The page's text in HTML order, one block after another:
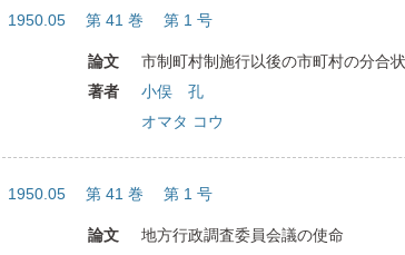
1950.05 第 41 巻 第 1 号
論文
市制町村制施行以後の市町村の分合
著者
小俣 孔
オマタ コウ
1950.05 第 41 巻 第 1 号
論文
地方行政調査委員会議の使命